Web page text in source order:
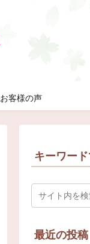
お客様の声
キーワー
最近の投稿